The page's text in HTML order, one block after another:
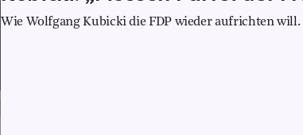
Wie Wolfgang Kubicki die FDP wieder aufrichten will.